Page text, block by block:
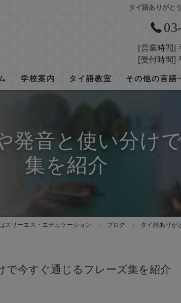
タイ語ありがと
[営業時間
[受付時間
学校案内
入学の流れ
アクセス
タイ語教室
タイ語／トップ
タイ語／授業の概要
タイ語／コース・料金
タイ語／講師紹介
タイ語／留学
タイ語／翻訳・通訳
その他の言語
ベトナム語
インドネシア語
発音と使い分け
集を紹介
スリーエス・エデュケーション ブログ タイ語ありが
で今すぐ通じるフレーズ集を紹介